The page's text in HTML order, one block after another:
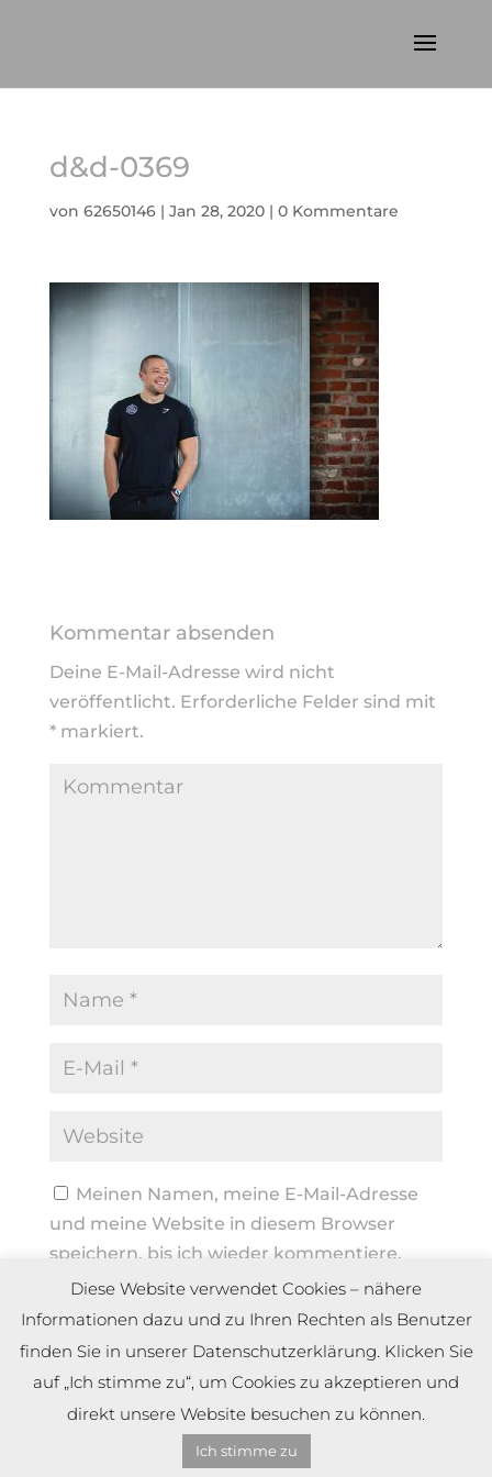
d&d-0369
von 62650146| Jan 28, 2020| 0 Kommentare
Kommentar absenden
Deine E-Mail-Adresse wird nicht
veröffentlicht. Erforderliche Felder sind mit
*markiert.
Meinen Namen, meine E-Mail-Adresse
und meine Website in diesem Browser
speichern, bis ich wieder kommentiere.
Copyright by Dennis Meier
Diese Website verwendet Cookies – nähere
Informationen dazu und zu Ihren Rechten als Benutzer
finden Sie in unserer Datenschutzerklärung. Klicken Sie
auf „Ich stimme zu“, um Cookies zu akzeptieren und
direkt unsere Website besuchen zu können.
Ich stimme zu